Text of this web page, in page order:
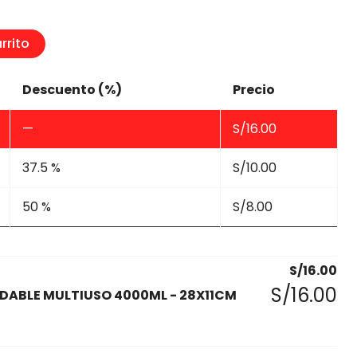
Descuento (%) Precio
— S/16.00
37.5 % S/10.00
50 % S/8.00
S/16.00
MULTIUSO 4000ML - 28X11CM
S/16.00